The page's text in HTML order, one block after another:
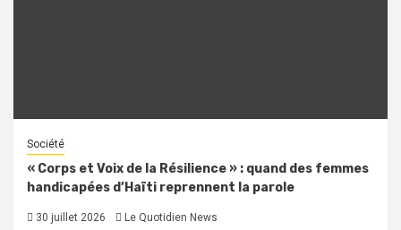
Société
« Corps et Voix de la Résilience » : quand des femmes
handicapées d’Haïti reprennent la parole
30 juillet 2026 Le Quotidien News